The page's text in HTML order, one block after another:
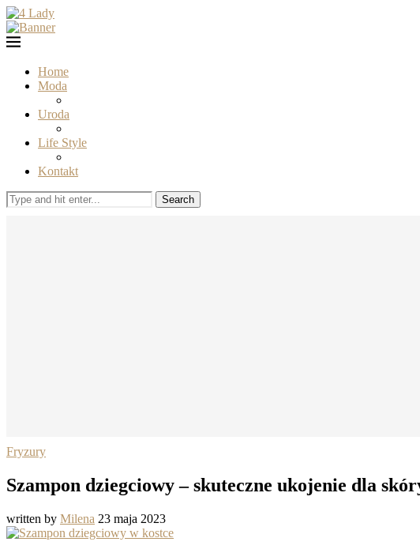
Home
Moda
Uroda
Life Style
Kontakt
Search
Fryzury
Szampon dziegciowy – skuteczne ukojenie dla
written by Milena 23 maja 2023